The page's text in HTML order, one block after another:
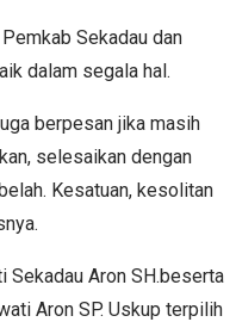
Sekadau dan
dalam segala hal.
berpesan jika masih
selesaikan dengan
Kesatuan, kesolitan
Sekadau Aron SH.beserta
Aron SP. Uskup terpilih